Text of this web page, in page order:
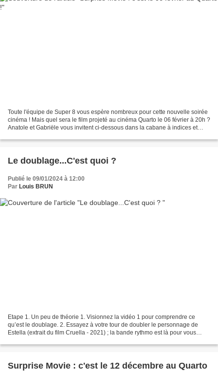
Toute l'équipe de Super 8 vous espère nombreux pour cette nouvelle soirée
cinéma ! Mais quel sera le film projeté au cinéma Quarto le 06 février à 20h ?
Anatole et Gabriële vous invitent ci-dessous dans la cabane à indices et
Le doublage...C'est quoi ?
Publié le 09/01/2024 à 12:00
Par Louis BRUN
Etape 1. Un peu de théorie 1. Visionnez la vidéo 1 pour comprendre ce
qu’est le doublage. 2. Essayez à votre tour de doubler le personnage de
Estella (extrait du film Cruella - 2021) ; la bande rythmo est là pour vous
Surprise Movie : c'est le 12 décembre au Quarto